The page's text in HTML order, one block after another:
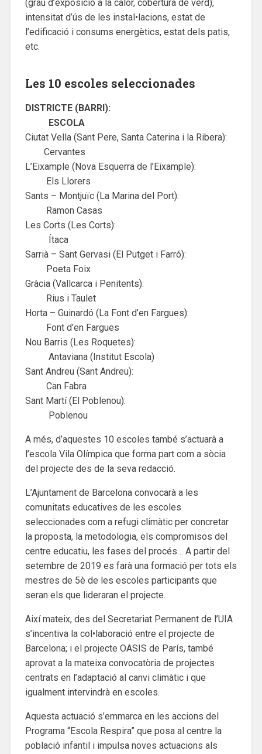
(grau d’exposició a la calor, cobertura de verd),
intensitat d’ús de les instal•lacions, estat de
l’edificació i consums energètics, estat dels patis,
etc.
Les 10 escoles seleccionades
DISTRICTE (BARRI):
ESCOLA
Ciutat Vella (Sant Pere, Santa Caterina i la Ribera):
Cervantes
L’Eixample (Nova Esquerra de l’Eixample):
Els Llorers
Sants – Montjuïc (La Marina del Port):
Ramon Casas
Les Corts (Les Corts):
Ítaca
Sarrià – Sant Gervasi (El Putget i Farró):
Poeta Foix
Gràcia (Vallcarca i Penitents):
Rius i Taulet
Horta – Guinardó (La Font d’en Fargues):
Font d’en Fargues
Nou Barris (Les Roquetes):
Antaviana (Institut Escola)
Sant Andreu (Sant Andreu):
Can Fabra
Sant Martí (El Poblenou):
Poblenou
A més, d’aquestes 10 escoles també s’actuarà a
l’escola Vila Olímpica que forma part com a sòcia
del projecte des de la seva redacció.
L’Ajuntament de Barcelona convocarà a les
comunitats educatives de les escoles
seleccionades com a refugi climàtic per concretar
la proposta, la metodologia, els compromisos del
centre educatiu, les fases del procés… A partir del
setembre de 2019 es farà una formació per tots els
mestres de 5è de les escoles participants que
seran els que lideraran el projecte.
Així mateix, des del Secretariat Permanent de l’UIA
s’incentiva la col•laboració entre el projecte de
Barcelona; i el projecte OASIS de París, també
aprovat a la mateixa convocatòria de projectes
centrats en l’adaptació al canvi climàtic i que
igualment intervindrà en escoles.
Aquesta actuació s’emmarca en les accions del
Programa “Escola Respira” que posa al centre la
població infantil i impulsa noves actuacions als